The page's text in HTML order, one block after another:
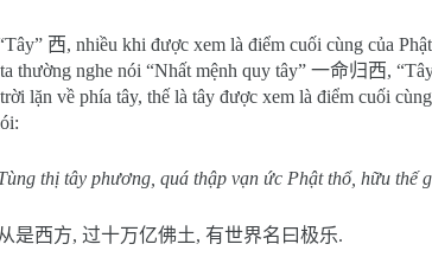
西, nhiều khi được xem là điểm cuối cùng của
thường nghe nói “Nhất mệnh quy tây” 一命归西,
lặn về phía tây, thế là tây được xem là điểm cuối
thị tây phương, quá thập vạn ức Phật thổ, hữu thế
从是西方, 过十万亿佛土, 有世界名曰极乐.